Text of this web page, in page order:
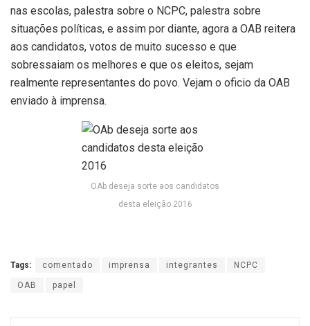
nas escolas, palestra sobre o NCPC, palestra sobre
situações políticas, e assim por diante, agora a OAB reitera
aos candidatos, votos de muito sucesso e que
sobressaiam os melhores e que os eleitos, sejam
realmente representantes do povo. Vejam o oficio da OAB
enviado à imprensa.
OAb deseja sorte aos candidatos
desta eleição 2016
Tags: comentado imprensa integrantes NCPC
OAB papel